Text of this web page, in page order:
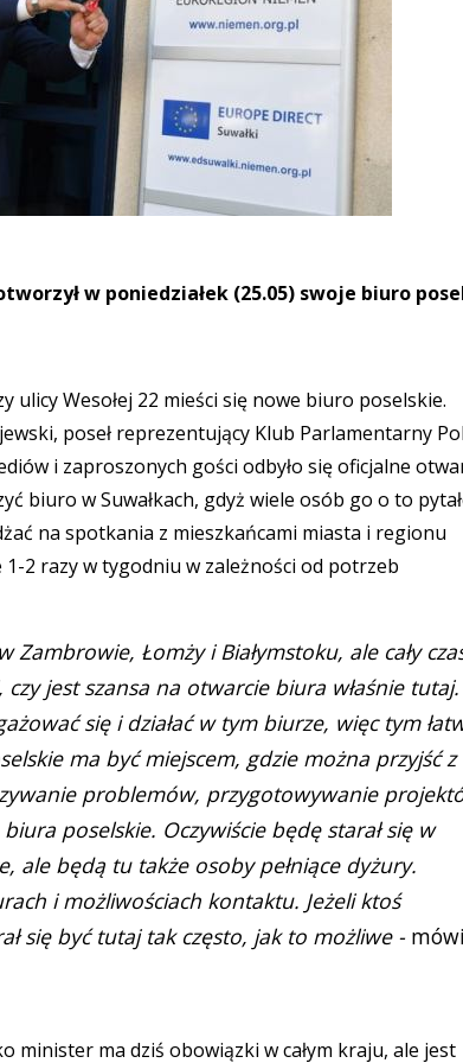
w poniedziałek (25.05) swoje biuro
ulicy Wesołej 22 mieści się nowe biuro poselskie.
poseł reprezentujący Klub Parlamentarny
i zaproszonych gości odbyło się oficjalne
biuro w Suwałkach, gdyż wiele osób go o to
na spotkania z mieszkańcami miasta i regionu
2 razy w tygodniu w zależności od potrzeb
Łomży i Białymstoku, ale cały
jest szansa na otwarcie biura właśnie tutaj.
się i działać w tym biurze, więc tym
ma być miejscem, gdzie można przyjść z
problemów, przygotowywanie
poselskie. Oczywiście będę starał się w
ale będą tu także osoby pełniące dyżury.
i możliwościach kontaktu. Jeżeli ktoś
się być tutaj tak często, jak to możliwe -
minister ma dziś obowiązki w całym kraju, ale jest